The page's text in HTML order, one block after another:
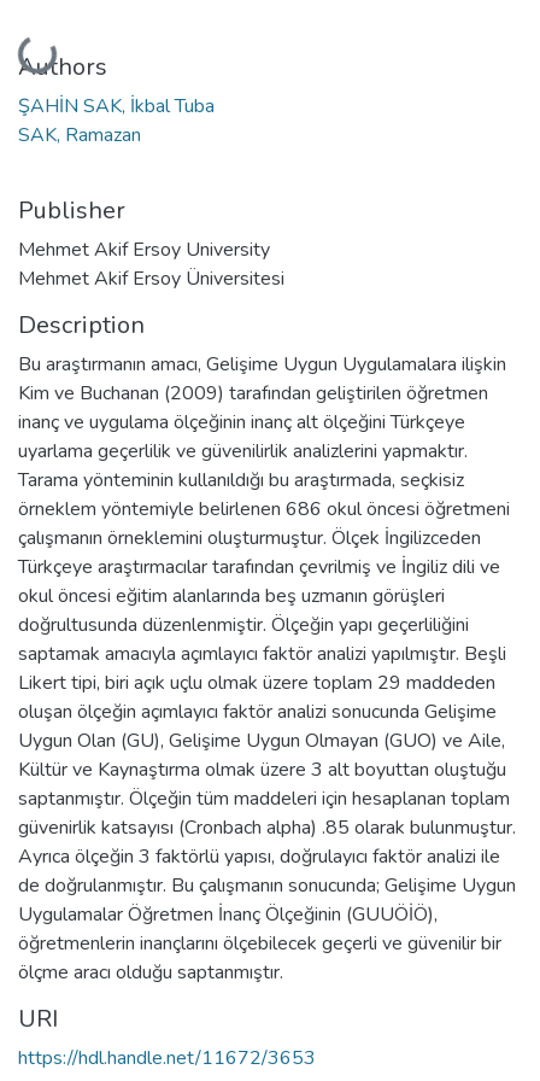
Loading...
Authors
ŞAHİN SAK, İkbal Tuba
SAK, Ramazan
Publisher
Mehmet Akif Ersoy University
Mehmet Akif Ersoy Üniversitesi
Description
Bu araştırmanın amacı, Gelişime Uygun Uygulamalara ilişkin
Kim ve Buchanan (2009) tarafından geliştirilen öğretmen
inanç ve uygulama ölçeğinin inanç alt ölçeğini Türkçeye
uyarlama geçerlilik ve güvenilirlik analizlerini yapmaktır.
Tarama yönteminin kullanıldığı bu araştırmada, seçkisiz
örneklem yöntemiyle belirlenen 686 okul öncesi öğretmeni
çalışmanın örneklemini oluşturmuştur. Ölçek İngilizceden
Türkçeye araştırmacılar tarafından çevrilmiş ve İngiliz dili ve
okul öncesi eğitim alanlarında beş uzmanın görüşleri
doğrultusunda düzenlenmiştir. Ölçeğin yapı geçerliliğini
saptamak amacıyla açımlayıcı faktör analizi yapılmıştır. Beşli
Likert tipi, biri açık uçlu olmak üzere toplam 29 maddeden
oluşan ölçeğin açımlayıcı faktör analizi sonucunda Gelişime
Uygun Olan (GU), Gelişime Uygun Olmayan (GUO) ve Aile,
Kültür ve Kaynaştırma olmak üzere 3 alt boyuttan oluştuğu
saptanmıştır. Ölçeğin tüm maddeleri için hesaplanan toplam
güvenirlik katsayısı (Cronbach alpha) .85 olarak bulunmuştur.
Ayrıca ölçeğin 3 faktörlü yapısı, doğrulayıcı faktör analizi ile
de doğrulanmıştır. Bu çalışmanın sonucunda; Gelişime Uygun
Uygulamalar Öğretmen İnanç Ölçeğinin (GUUÖİÖ),
öğretmenlerin inançlarını ölçebilecek geçerli ve güvenilir bir
ölçme aracı olduğu saptanmıştır.
URI
https://hdl.handle.net/11672/3653